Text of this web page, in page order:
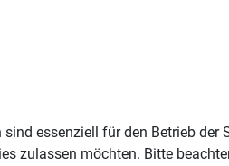
essenziell für den Betrieb
zulassen möchten. Bitte